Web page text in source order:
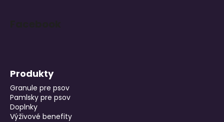
Produkty
Granule pre psov
Pamlsky pre psov
Doplnky
Výživové benefity